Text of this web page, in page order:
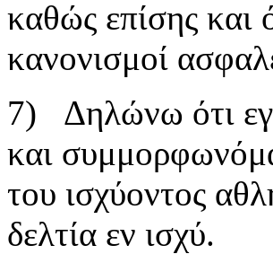
καθώς επίσης και
κανονισμοί
7) Δηλώνω ότι
και
του ισχύοντος
δελτία εν ισχύ.